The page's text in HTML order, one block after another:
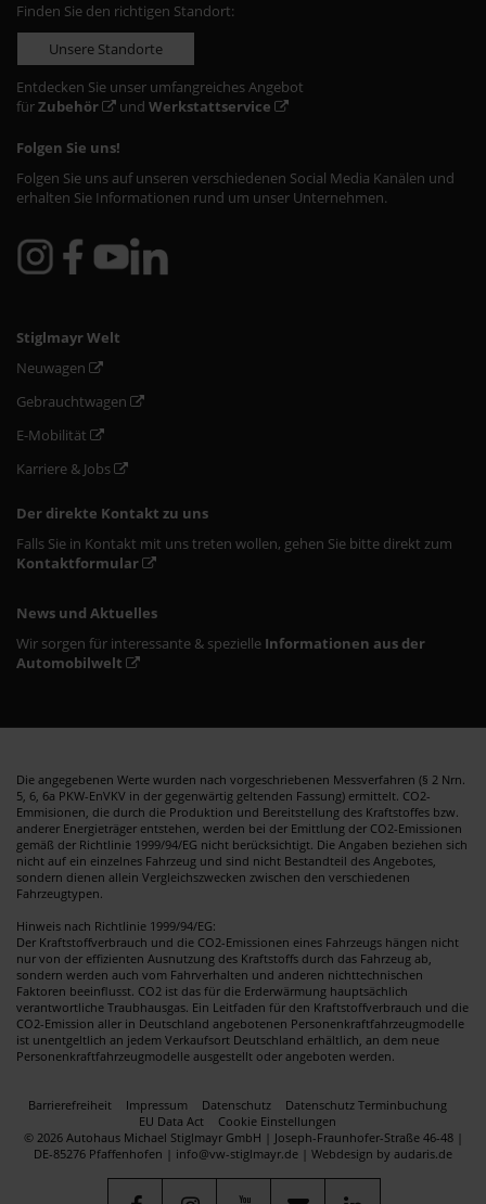
Finden Sie den richtigen Standort:
Unsere Standorte
Entdecken Sie unser umfangreiches Angebot
fürZubehör und Werkstattservice
Folgen Sie uns!
Folgen Sie uns auf unseren verschiedenen Social Media Kanälen und
erhalten Sie Informationen rund um unser Unternehmen.
Stiglmayr Welt
Neuwagen
Gebrauchtwagen
E-Mobilität
Karriere & Jobs
Der direkte Kontakt zu uns
Falls Sie in Kontakt mit uns treten wollen, gehen Sie bitte direkt zum
Kontaktformular
News und Aktuelles
Wir sorgen für interessante & spezielle Informationen aus der
Automobilwelt
Die angegebenen Werte wurden nach vorgeschriebenen Messverfahren (§ 2 Nrn.
5, 6, 6a PKW-EnVKV in der gegenwärtig geltenden Fassung) ermittelt. CO2-
Emmisionen, die durch die Produktion und Bereitstellung des Kraftstoffes bzw.
anderer Energieträger entstehen, werden bei der Emittlung der CO2-Emissionen
gemäß der Richtlinie 1999/94/EG nicht berücksichtigt. Die Angaben beziehen sich
nicht auf ein einzelnes Fahrzeug und sind nicht Bestandteil des Angebotes,
sondern dienen allein Vergleichszwecken zwischen den verschiedenen
Fahrzeugtypen.
Hinweis nach Richtlinie 1999/94/EG:
Der Kraftstoffverbrauch und die CO2-Emissionen eines Fahrzeugs hängen nicht
nur von der effizienten Ausnutzung des Kraftstoffs durch das Fahrzeug ab,
sondern werden auch vom Fahrverhalten und anderen nichttechnischen
Faktoren beeinflusst. CO2 ist das für die Erderwärmung hauptsächlich
verantwortliche Traubhausgas. Ein Leitfaden für den Kraftstoffverbrauch und die
CO2-Emission aller in Deutschland angebotenen Personenkraftfahrzeugmodelle
ist unentgeltlich an jedem Verkaufsort Deutschland erhältlich, an dem neue
Personenkraftfahrzeugmodelle ausgestellt oder angeboten werden.
Barrierefreiheit Impressum Datenschutz
Datenschutz Terminbuchung
EU Data Act
Cookie Einstellungen
© 2026 Autohaus Michael Stiglmayr GmbH | Joseph-Fraunhofer-Straße 46-48 |
DE-85276 Pfaffenhofen | info@vw-stiglmayr.de | Webdesign by audaris.de